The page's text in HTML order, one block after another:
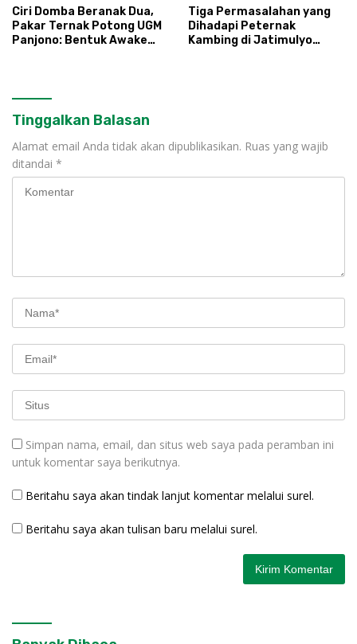
Ciri Domba Beranak Dua,
Pakar Ternak Potong UGM
Panjono: Bentuk Awake
Tiga Permasalahan yang
Dihadapi Peternak
Kambing di Jatimulyo
Tinggalkan Balasan
Alamat email Anda tidak akan dipublikasikan. Ruas yang wajib
ditandai *
Simpan nama, email, dan situs web saya pada peramban ini
untuk komentar saya berikutnya.
Beritahu saya akan tindak lanjut komentar melalui surel.
Beritahu saya akan tulisan baru melalui surel.